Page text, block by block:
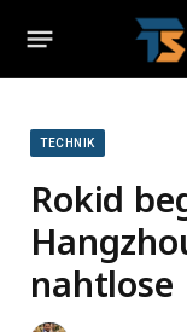
TECHNIK
Rokid
nahtlose